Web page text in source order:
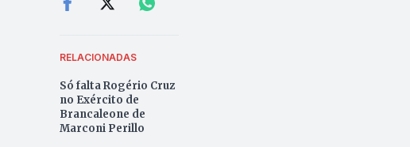
RELACIONADAS
Só falta Rogério Cruz
no Exército de
Brancaleone de
Marconi Perillo